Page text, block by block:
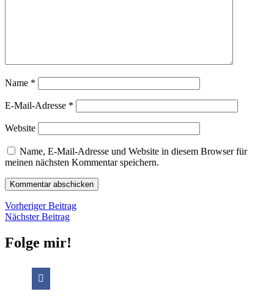
Name *
E-Mail-Adresse *
Website
Name, E-Mail-Adresse und Website in diesem Browser für
meinen nächsten Kommentar speichern.
Beitragsnavigation
Vorheriger BeitragVorheriger
Nächster BeitragNächster
Folge mir!